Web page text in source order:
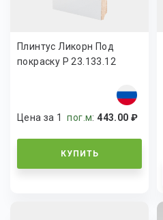
Плинтус Ликорн Под
покраску Р 23.133.12
Цена за 1пог.м:443.00 ₽
КУПИТЬ